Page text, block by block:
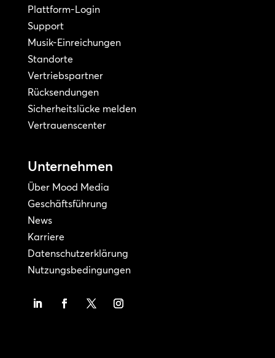
Plattform-Login
Support
Musik-Einreichungen
Standorte
Vertriebspartner
Rücksendungen
Sicherheitslücke melden
Vertrauenscenter
Unternehmen
Über Mood Media
Geschäftsführung
News
Karriere
Datenschutzerklärung
Nutzungsbedingungen